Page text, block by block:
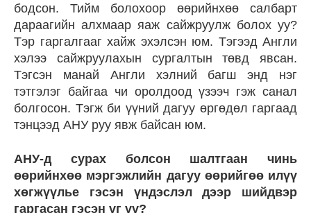
бодсон. Тийм болохоор өөрийнхөө салбарт
дараагийн алхмаар яаж сайжруулж болох уу?
Тэр гаргалгааг хайж эхэлсэн юм. Тэгээд Англи
хэлээ сайжруулахын сургалтын төвд явсан.
Тэгсэн манай Англи хэлний багш энд нэг
тэтгэлэг байгаа чи оролдоод үзээч гэж санал
болгосон. Тэгж би үүний дагуу өргөдөл гаргаад
тэнцээд АНУ руу явж байсан юм.
АНУ-д сурах болсон шалтгаан чинь
өөрийнхөө мэргэжлийн дагуу өөрийгөө илүү
хөгжүүлье гэсэн үндэслэл дээр шийдвэр
гаргасан гэсэн үг үү?